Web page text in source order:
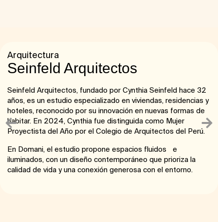
Arquitectura
Seinfeld Arquitectos​
Seinfeld Arquitectos, fundado por Cynthia Seinfeld hace 32
años, es un estudio especializado en viviendas, residencias y
hoteles, reconocido por su innovación en nuevas formas de
habitar. En 2024, Cynthia fue distinguida como Mujer
Proyectista del Año por el Colegio de Arquitectos del Perú.
En Domani, el estudio propone espacios fluidos e
iluminados, con un diseño contemporáneo que prioriza la
calidad de vida y una conexión generosa con el entorno.